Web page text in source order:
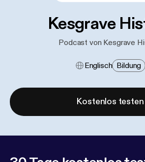
Kesgrave
Podcast von Kesgrave
Englisch Bildung
Kostenlos testen